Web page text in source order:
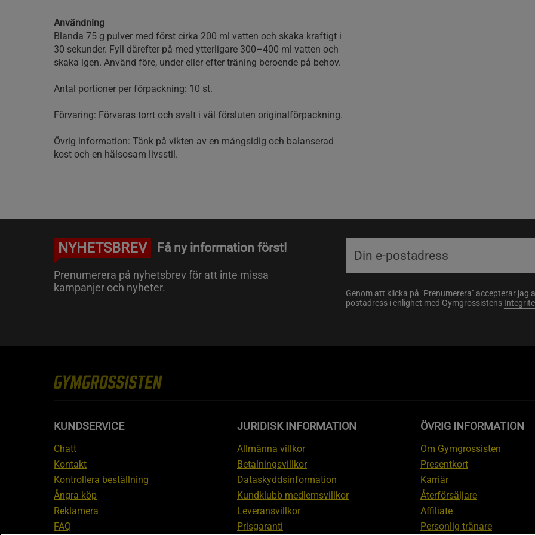
Användning
Blanda 75 g pulver med först cirka 200 ml vatten och skaka kraftigt i
30 sekunder. Fyll därefter på med ytterligare 300–400 ml vatten och
skaka igen. Använd före, under eller efter träning beroende på behov.
Antal portioner per förpackning: 10 st.
Förvaring: Förvaras torrt och svalt i väl försluten originalförpackning.
Övrig information: Tänk på vikten av en mångsidig och balanserad
kost och en hälsosam livsstil.
NYHETSBREV Få ny information först!
Prenumerera på nyhetsbrev för att inte missa
kampanjer och nyheter.
Genom att klicka på "Prenumerera" accepterar jag
postadress i enlighet med Gymgrossistens
KUNDSERVICE
Chatt
Kontakt
Kontrollera beställning
Ångra köp
Reklamera
FAQ
JURIDISK INFORMATION
Allmänna villkor
Betalningsvillkor
Dataskyddsinformation
Kundklubb medlemsvillkor
Leveransvillkor
Prisgaranti
ÖVRIG INFORMATION
Om Gymgrossisten
Presentkort
Karriär
Återförsäljare
Affiliate
Personlig tränare